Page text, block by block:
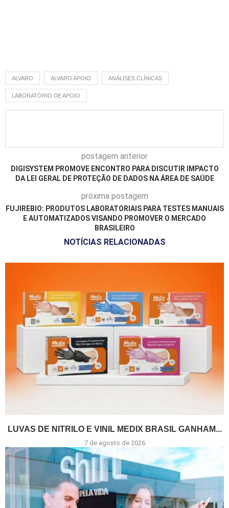
ALVARO ALVARO APOIO ANÁLISES CLÍNICAS
LABORATÓRIO DE APOIO
postagem anterior
DIGISYSTEM PROMOVE ENCONTRO PARA DISCUTIR IMPACTO
DA LEI GERAL DE PROTEÇÃO DE DADOS NA ÁREA DE SAÚDE
próxima postagem
FUJIREBIO: PRODUTOS LABORATORIAIS PARA TESTES MANUAIS
E AUTOMATIZADOS VISANDO PROMOVER O MERCADO
BRASILEIRO
NOTÍCIAS RELACIONADAS
LUVAS DE NITRILO E VINIL MEDIX BRASIL GANHAM...
7 de agosto de 2026